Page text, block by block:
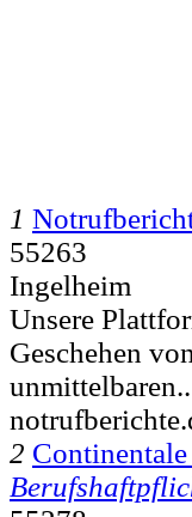
1
55263
Ingelheim
Unsere
Geschehen
unmittelbaren..
2